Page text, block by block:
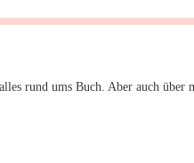
rund ums Buch. Aber auch über